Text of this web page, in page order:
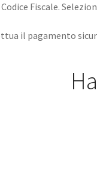
Fiscale.
il pagamento